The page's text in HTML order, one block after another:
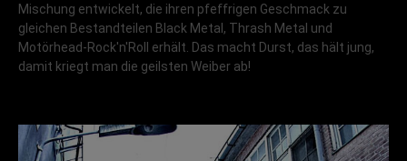
Mischung entwickelt, die ihren pfeffrigen Geschmack zu
gleichen Bestandteilen Black Metal, Thrash Metal und
Motörhead-Rock'n'Roll erhält. Das macht Durst, das hält jung,
damit kriegt man die geilsten Weiber ab!